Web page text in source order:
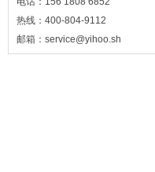
热线：400-804-9112
邮箱：service@yihoo.sh